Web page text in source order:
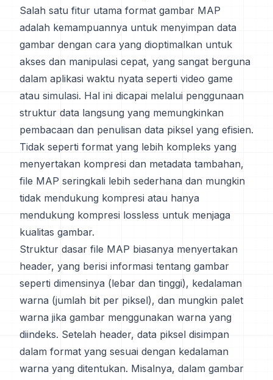
Salah satu fitur utama format gambar MAP
adalah kemampuannya untuk menyimpan data
gambar dengan cara yang dioptimalkan untuk
akses dan manipulasi cepat, yang sangat berguna
dalam aplikasi waktu nyata seperti video game
atau simulasi. Hal ini dicapai melalui penggunaan
struktur data langsung yang memungkinkan
pembacaan dan penulisan data piksel yang efisien.
Tidak seperti format yang lebih kompleks yang
menyertakan kompresi dan metadata tambahan,
file MAP seringkali lebih sederhana dan mungkin
tidak mendukung kompresi atau hanya
mendukung kompresi lossless untuk menjaga
kualitas gambar.
Struktur dasar file MAP biasanya menyertakan
header, yang berisi informasi tentang gambar
seperti dimensinya (lebar dan tinggi), kedalaman
warna (jumlah bit per piksel), dan mungkin palet
warna jika gambar menggunakan warna yang
diindeks. Setelah header, data piksel disimpan
dalam format yang sesuai dengan kedalaman
warna yang ditentukan. Misalnya, dalam gambar